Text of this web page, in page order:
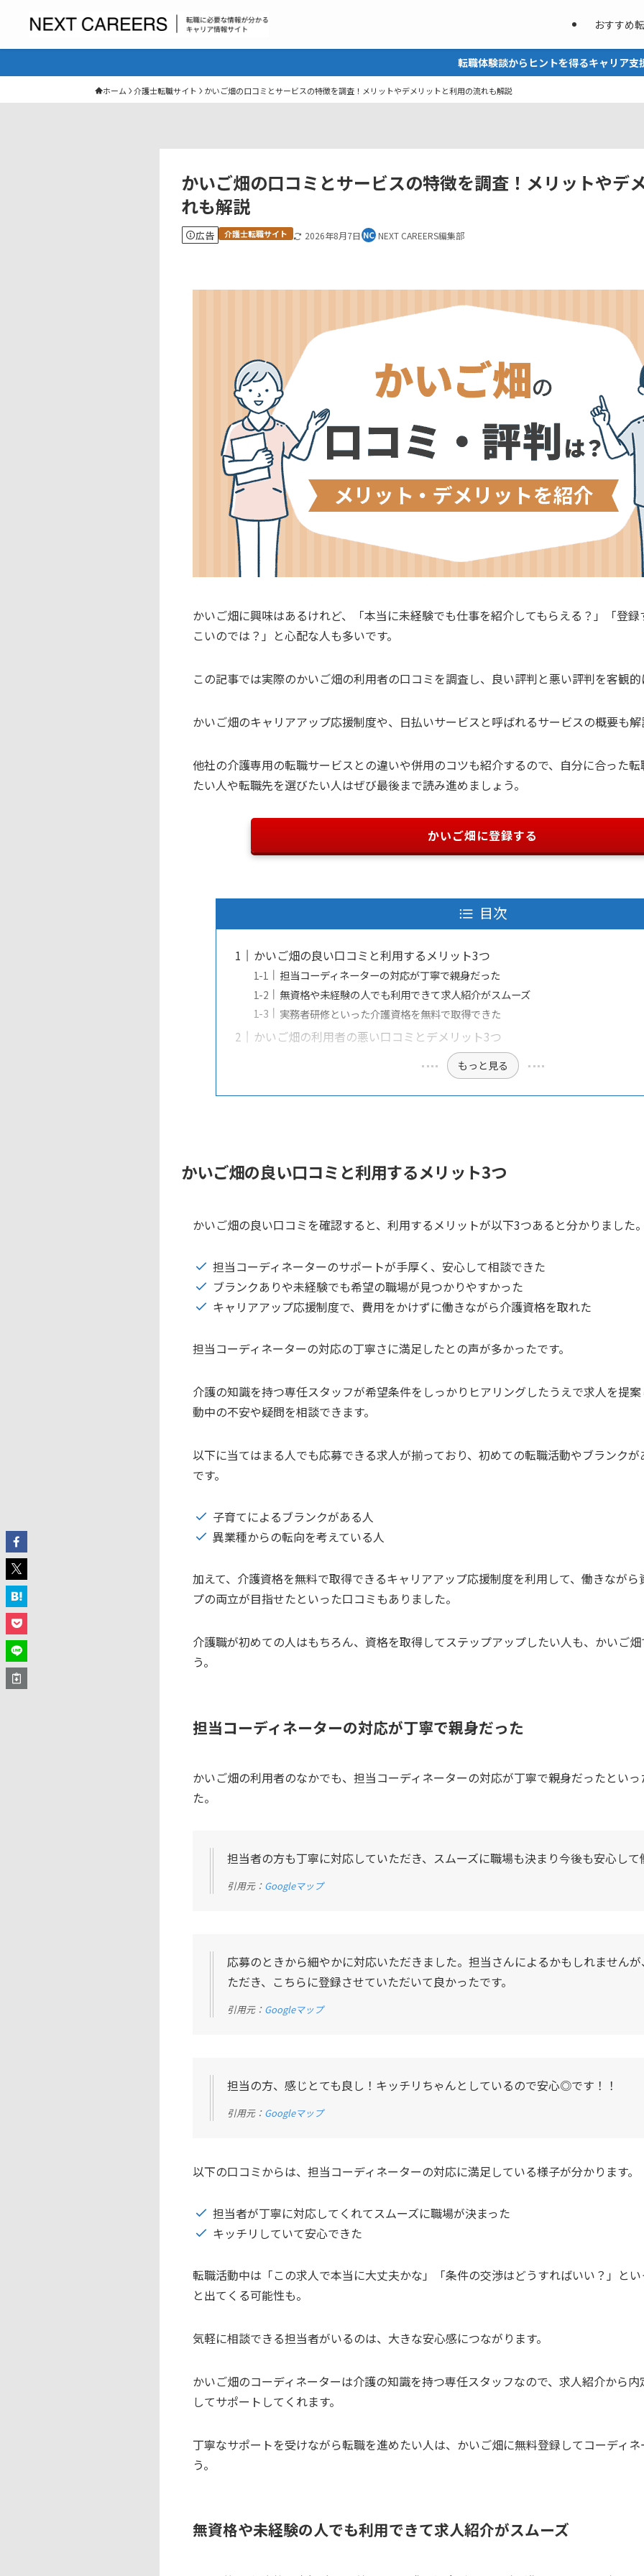
おすすめ
転職体験談からヒントを得るキャリア支援メディア
ホーム 介護士転職サイト かいご畑の口コミとサービスの特徴を調査！メリットやデメリットと利用の流れも解説
かいご畑の口コミとサービスの特徴を調査！メリットやデ
れも解説
広告 介護士転職サイト 2026年8月7日 NEXT CAREERS編集部
かいご畑に興味はあるけれど、「本当に未経験でも仕事を紹介してもらえる？」「登
こいのでは？」と心配な人も多いです。
この記事では実際のかいご畑の利用者の口コミを調査し、良い評判と悪い評判を客観
かいご畑のキャリアアップ応援制度や、日払いサービスと呼ばれるサービスの概要も
他社の介護専用の転職サービスとの違いや併用のコツも紹介するので、自分に合った
たい人や転職先を選びたい人はぜび最後まで読み進めましょう。
かいご畑に登録する
目次
かいご畑の良い口コミと利用するメリット3つ
担当コーディネーターの対応が丁寧で親身だった
無資格や未経験の人でも利用できて求人紹介がスムーズ
実務者研修といった介護資格を無料で取得できた
かいご畑の利用者の悪い口コミとデメリット3つ
もっと見る
かいご畑の良い口コミと利用するメリット3つ
かいご畑の良い口コミを確認すると、利用するメリットが以下3つあると分かりました
担当コーディネーターのサポートが手厚く、安心して相談できた
ブランクありや未経験でも希望の職場が見つかりやすかった
キャリアアップ応援制度で、費用をかけずに働きながら介護資格を取れた
担当コーディネーターの対応の丁寧さに満足したとの声が多かったです。
介護の知識を持つ専任スタッフが希望条件をしっかりヒアリングしたうえで求人を提
動中の不安や疑問を相談できます。
以下に当てはまる人でも応募できる求人が揃っており、初めての転職活動やブランク
です。
子育てによるブランクがある人
異業種からの転向を考えている人
加えて、介護資格を無料で取得できるキャリアアップ応援制度を利用して、働きなが
プの両立が目指せたといった口コミもありました。
介護職が初めての人はもちろん、資格を取得してステップアップしたい人も、かいご
う。
担当コーディネーターの対応が丁寧で親身だった
かいご畑の利用者のなかでも、担当コーディネーターの対応が丁寧で親身だったとい
た。
担当者の方も丁寧に対応していただき、スムーズに職場も決まり今後も安心し
引用元： Googleマップ
応募のときから細やかに対応いただきました。担当さんによるかもしれません
ただき、こちらに登録させていただいて良かったです。
引用元： Googleマップ
担当の方、感じとても良し！キッチリちゃんとしているので安心◎です！！
引用元： Googleマップ
以下の口コミからは、担当コーディネーターの対応に満足している様子が分かります。
担当者が丁寧に対応してくれてスムーズに職場が決まった
キッチリしていて安心できた
転職活動中は「この求人で本当に大丈夫かな」「条件の交渉はどうすればいい？」と
と出てくる可能性も。
気軽に相談できる担当者がいるのは、大きな安心感につながります。
かいご畑のコーディネーターは介護の知識を持つ専任スタッフなので、求人紹介から
してサポートしてくれます。
丁寧なサポートを受けながら転職を進めたい人は、かいご畑に無料登録してコーディ
う。
無資格や未経験の人でも利用できて求人紹介がスムーズ